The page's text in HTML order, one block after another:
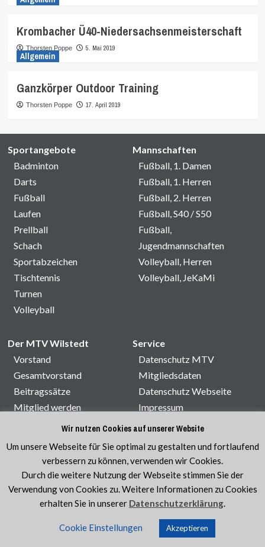
Krombacher Ü40-Niedersachsenmeisterschaft
Thorsten Poppe 5. Mai 2019
Allgemein
Ganzkörper Outdoor Training
Thorsten Poppe 17. April 2019
Sportangebote
Badminton
Darts
Fußball
Laufen
Prellball
Schach
Sportabzeichen
Tischtennis
Turnen
Volleyball
Mannschaften
Fußball, 1. Damen
Fußball, 1. Herren
Fußball, 2. Herren
Fußball, S40 / S50
Fußball,
Jugendmannschaften
Volleyball, Herren
Volleyball, JeKaMi
Der MTV Wilstedt
Vorstand
Gesamtvorstand
Beitragssätze
Mitglied werden
Veranstaltungen
Service
Datenschutz MTV
Mitgliedsdaten
Datenschutz Webseite
Impressum
Kontakt
schönsten!
Wir nutzen Cookies auf unserer Website
Um unsere Webseite für Sie optimal zu gestalten und fortlaufend
verbessern zu können, verwenden wir Cookies.
Durch die weitere Nutzung der Webseite stimmen Sie der
Verwendung von Cookies zu. Weitere Informationen zu Cookies
erhalten Sie in unserer Datenschutzerklärung.
Cookie Einstellungen Akzeptieren